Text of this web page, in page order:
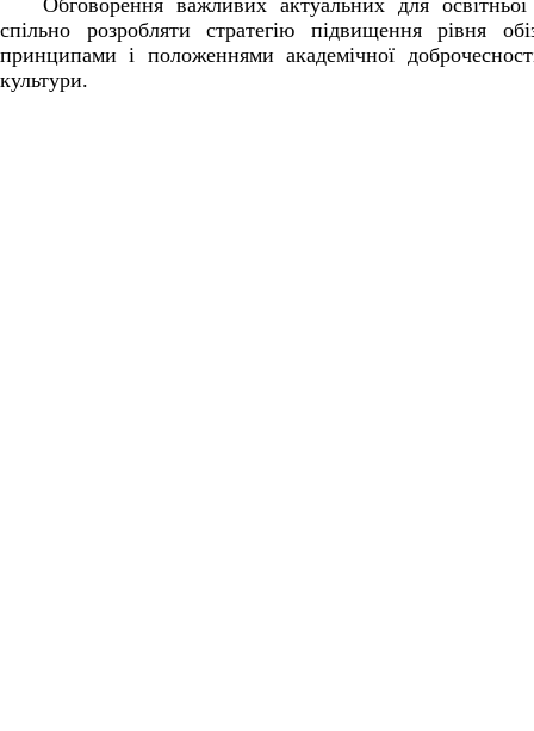
спільно розробляти стратегію підвищення рівня
принципами і положеннями академічної
культури.